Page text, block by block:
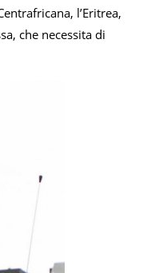
l’Eritrea,
che necessita di